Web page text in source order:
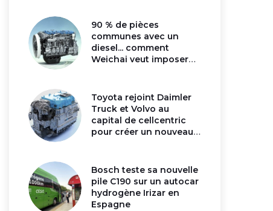
90 % de pièces
communes avec un
diesel... comment
Weichai veut imposer
Toyota rejoint Daimler
Truck et Volvo au
capital de cellcentric
pour créer un nouveau
Bosch teste sa nouvelle
pile C190 sur un autocar
hydrogène Irizar en
Espagne